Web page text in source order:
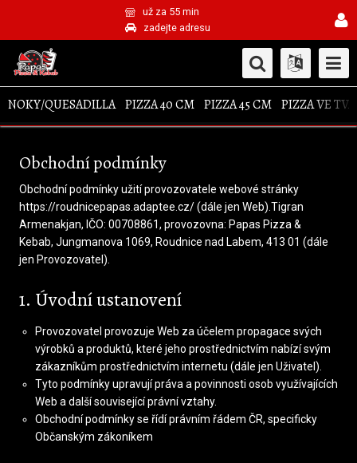
už za 55 min
zadejte adresu
NOKY/QUESADILLA PIZZA 40 CM PIZZA 45 CM PIZZA VE
Obchodní podmínky
Obchodní podmínky užití provozovatele webové stránky
https://roudnicepapas.adaptee.cz/ (dále jen Web).Tigran
Armenakjan, IČO: 00708861, provozovna: Papas Pizza &
Kebab, Jungmanova 1069, Roudnice nad Labem, 413 01 (dále
jen Provozovatel).
1. Úvodní ustanovení
Provozovatel provozuje Web za účelem propagace svých
výrobků a produktů, které jeho prostřednictvím nabízí svým
zákazníkům prostřednictvím internetu (dále jen Uživatel).
Tyto podmínky upravují práva a povinnosti osob využívajících
Web a další související právní vztahy.
Obchodní podmínky se řídí právním řádem ČR, specificky
Občanským zákoníkem